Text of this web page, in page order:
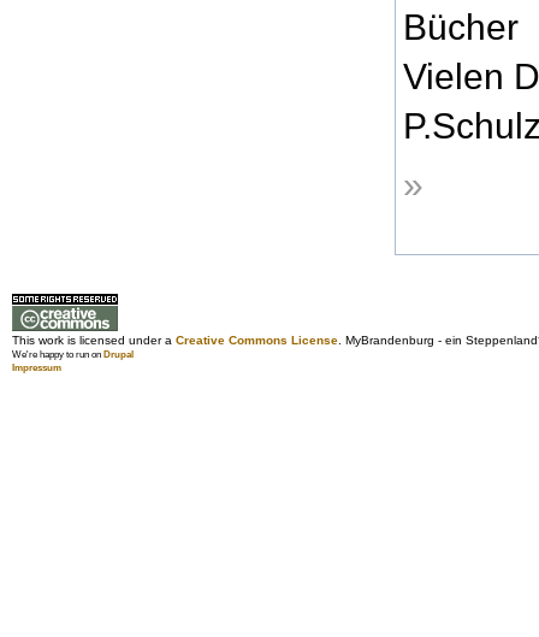
Bücher
Vielen
»
This work is licensed under a Creative Commons License. MyBrandenburg - ein
We're happy to run on Drupal
Impressum